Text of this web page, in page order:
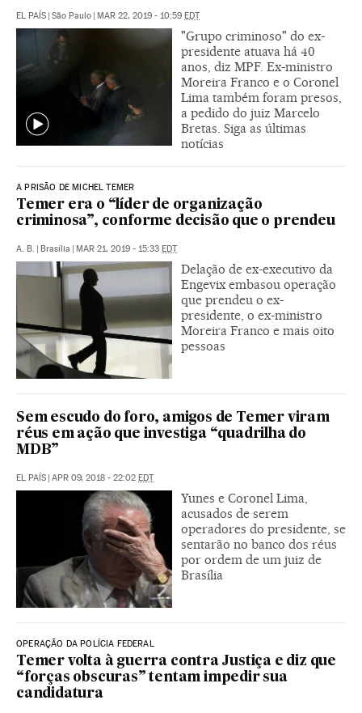
EL PAÍS São Paulo MAR 22, 2019 - 10:59 EDT
"Grupo criminoso" do ex-
presidente atuava há 40
anos, diz MPF. Ex-ministro
Moreira Franco e o Coronel
Lima também foram presos,
a pedido do juiz Marcelo
Bretas. Siga as últimas
notícias
A PRISÃO DE MICHEL TEMER
Temer era o “líder de organização
criminosa”, conforme decisão que o prendeu
A. B. Brasília MAR 21, 2019 - 15:33 EDT
Delação de ex-executivo da
Engevix embasou operação
que prendeu o ex-
presidente, o ex-ministro
Moreira Franco e mais oito
pessoas
Sem escudo do foro, amigos de Temer viram
réus em ação que investiga “quadrilha do
MDB”
EL PAÍS APR 09, 2018 - 22:02 EDT
Yunes e Coronel Lima,
acusados de serem
operadores do presidente, se
sentarão no banco dos réus
por ordem de um juiz de
Brasília
OPERAÇÃO DA POLÍCIA FEDERAL
Temer volta à guerra contra Justiça e diz que
“forças obscuras” tentam impedir sua
candidatura